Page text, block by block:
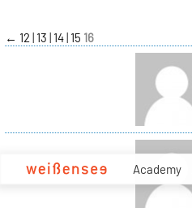
Academy
← 12 13 14 15 16